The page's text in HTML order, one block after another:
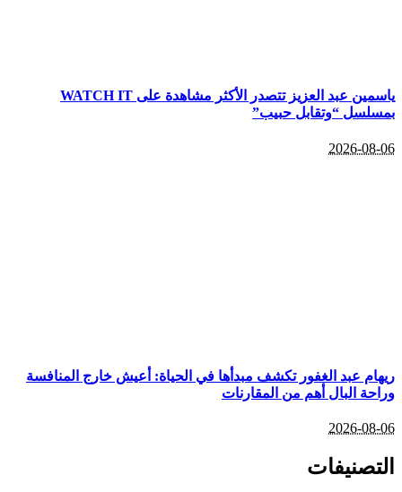
ياسمين عبد العزيز تتصدر الأكثر مشاهدة على WATCH IT
بمسلسل “وتقابل حبيب”
2026-08-06
ريهام عبد الغفور تكشف مبدأها في الحياة: أعيش خارج المنافسة
وراحة البال أهم من المقارنات
2026-08-06
التصنيفات